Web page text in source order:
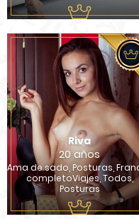
Riva
20 años
Ama de sado, Posturas,
completoViajes, Todos,
Posturas